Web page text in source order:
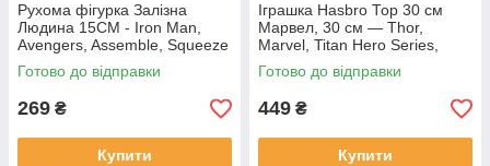
Рухома фігурка Залізна
Людина 15СМ - Iron Man,
Avengers, Assemble, Squeeze
Legs, Hasbro
Готово до відправки
269 ₴
Купити
Іграшка Hasbro Тор 30 см
Марвел, 30 см — Thor,
Marvel, Titan Hero Series,
Avengers (NP_C0758)
Готово до відправки
449 ₴
Купити